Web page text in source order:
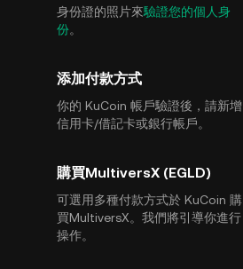
身份證的照片來驗證您的個人身
份。
添加付款方式
你的 KuCoin 帳戶驗證後，請新增
信用卡/借記卡或銀行帳戶。
購買MultiversX (EGLD)
可選用多種付款方式於 KuCoin 購
買MultiversX。我們將引導你進行
操作。